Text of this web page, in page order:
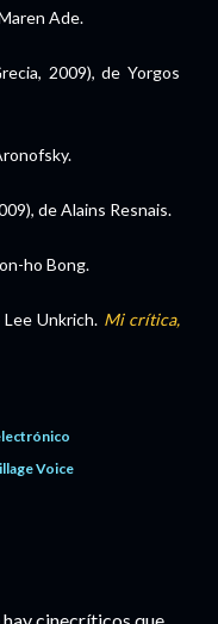
Ade.
2009), de Yorgos
de Alains Resnais.
ho Bong.
Lee Unkrich. Mi crítica,
Voice